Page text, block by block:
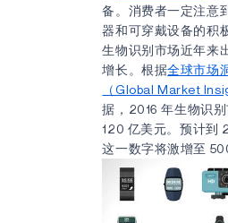
备。消费者一定注意
器和可穿戴设备的积
生物识别市场近年来
增长。根据全球市场
（Global Market
据，2016 年生物识
120 亿美元。预计到
这一数字将激增至